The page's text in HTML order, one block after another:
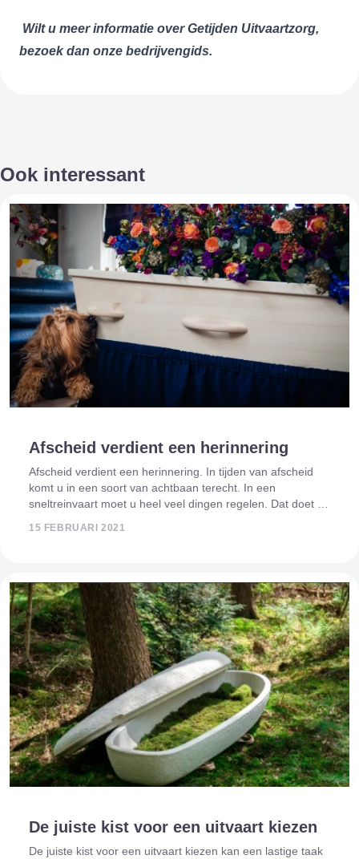
Wilt u meer informatie over Getijden Uitvaartzorg,
bezoek dan onze bedrijvengids.
Ook interessant
Afscheid verdient een herinnering
Afscheid verdient een herinnering. In tijden van afscheid
komt u in een soort van achtbaan terecht. In een
sneltreinvaart moet u heel veel dingen regelen. Dat doet u.
15 FEBRUARI 2021
De juiste kist voor een uitvaart kiezen
De juiste kist voor een uitvaart kiezen kan een lastige taak